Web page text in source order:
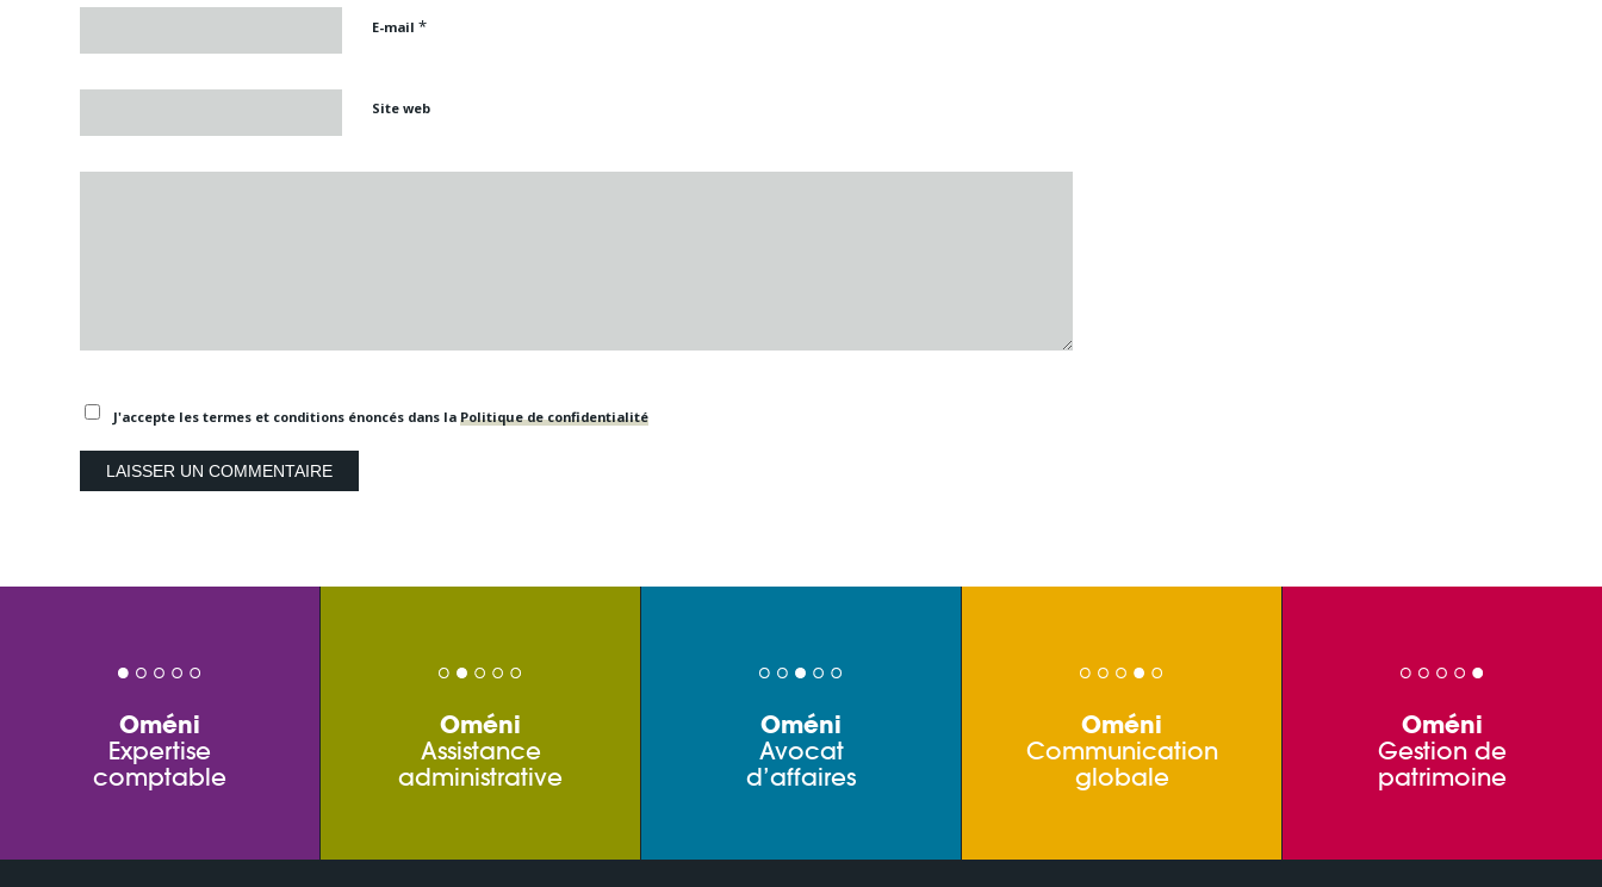
E-mail *
Site web
J'accepte les termes et conditions énoncés dans la Politique de confidentialité
Oméni
Expertise
comptable
Oméni
Assistance
administrative
Oméni
Avocat
d’affaires
Oméni
Communication
globale
Oméni
Gestion de
patrimoine